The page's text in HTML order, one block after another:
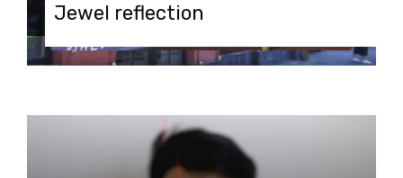
Jewel reflection